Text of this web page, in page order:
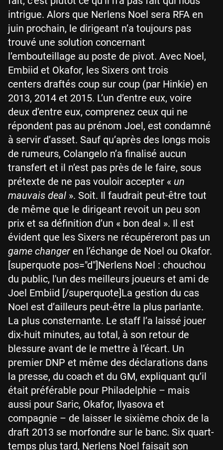
intrigue. Alors que Nerlens Noel sera RFA en
juin prochain, le dirigeant n’a toujours pas
trouvé une solution concernant
l’embouteillage au poste de pivot. Avec Noel,
Embiid et Okafor, les Sixers ont trois
centers draftés coup sur coup (par Hinkie) en
2013, 2014 et 2015. L’un d’entre eux, voire
deux d’entre eux, comprenez ceux qui ne
répondent pas au prénom Joel, est condamné
à servir d’asset. Sauf qu’après des longs mois
de rumeurs, Colangelo n’a finalisé aucun
transfert et il n’est pas près de le faire, sous
prétexte de ne pas vouloir accepter « un
mauvais deal ». Soit. Il faudrait peut-être tout
de même que le dirigeant revoit un peu son
prix et sa définition d’un « bon deal ». Il est
évident que les Sixers ne récupéreront pas un
game changer en l’échange de Noel ou Okafor.
[superquote pos="d"]Nerlens Noel : chouchou
du public, l'un des meilleurs joueurs et ami de
Joel Embiid [/superquote]La gestion du cas
Noel est d’ailleurs peut-être la plus parlante.
La plus consternante. Le staff l’a laissé jouer
dix-huit minutes, au total, à son retour de
blessure avant de le mettre à l’écart. Un
premier DNP et même des déclarations dans
la presse, du coach et du GM, expliquant qu’il
était préférable pour Philadelphie – mais
aussi pour Saric, Okafor, Ilyasova et
compagnie – de laisser le sixième choix de la
draft 2013 se morfondre sur le banc. Six quart-
temps plus tard, Nerlens Noel faisait son